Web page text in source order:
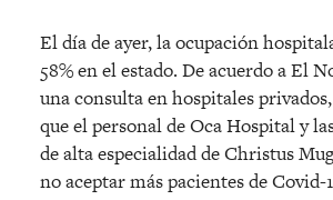
El día de ayer, la ocupación
58% en el estado. De acuerdo a El
una consulta en hospitales
que el personal de Oca Hospital y
de alta especialidad de Christus
no aceptar más pacientes de Covid-